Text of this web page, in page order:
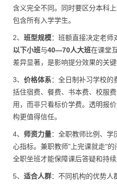
含义完全不同。同时要区分本科
包含所有入学学生。
2、 班型规模：班额直接决定老师
以下小班与40—70人大班在课堂
差异显著，是影响提分效果的关键
3、 价格体系：全日制补习学校的
括住宿费、餐费、书本费、校服
用，而非只看标价学费。透明报
构更值得信任。
4、 师资力量：全职教师比例、学
心指标。兼职教师"上完课就走"的
全职坐班才能保障课后答疑和持续
5、 适合人群：不同机构的优势人